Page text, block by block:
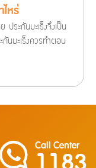
หร่
ประกันมะเร็งจึงเป็น
นมะเร็งควรทำตอน
Call Center